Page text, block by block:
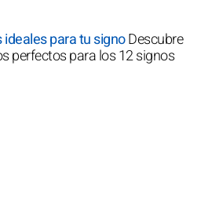
ideales para tu signoDescubre
perfectos para los 12 signos